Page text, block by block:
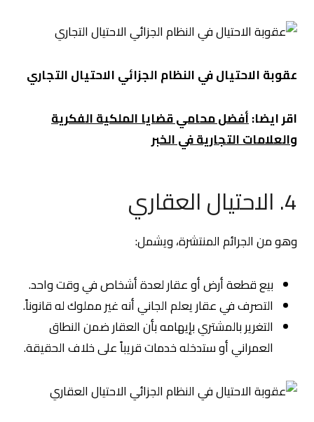
عقوبة الاحتيال في النظام الجزائيالاحتيال التجاري
اقر ايضا:أفضل محامي قضايا الملكية الفكرية
والعلامات التجارية في الخبر
4. الاحتيال العقاري
وهو من الجرائم المنتشرة، ويشمل:
بيع قطعة أرض أو عقار لعدة أشخاص في وقت واحد.
التصرف في عقار يعلم الجاني أنه غير مملوك له قانوناً.
التغرير بالمشتري بإيهامه بأن العقار ضمن النطاق
العمراني أو ستدخله خدمات قريباً على خلاف الحقيقة.